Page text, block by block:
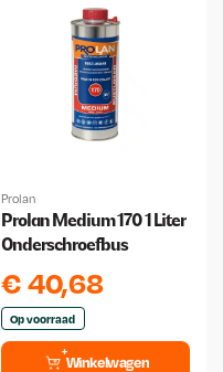
Prolan
Prolan Medium 170 1 Liter
Onderschroefbus
€40,68
Op voorraad
Winkelwagen